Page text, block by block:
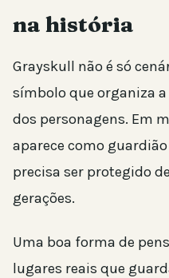
na história
Grayskull não é só
símbolo que organiza
dos personagens. Em
aparece como
precisa ser protegido
gerações.
Uma boa forma de
lugares reais que